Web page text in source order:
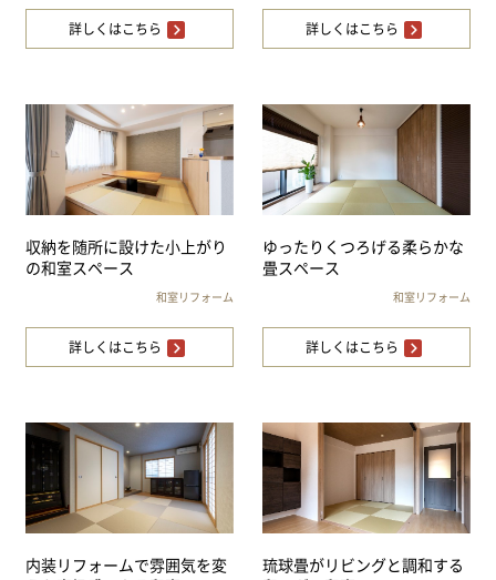
詳しくはこちら 詳しくはこちら
収納を随所に設けた小上がり
の和室スペース
和室リフォーム
詳しくはこちら
ゆったりくつろげる柔らかな
畳スペース
和室リフォーム
詳しくはこちら
内装リフォームで雰囲気を変
琉球畳がリビングと調和する